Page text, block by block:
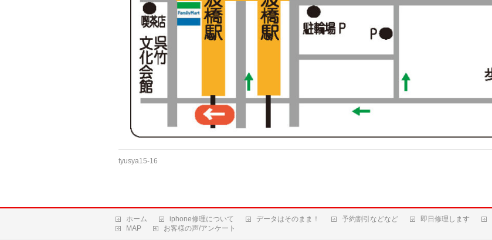
tyusya15-16
ホーム iphone修理について データはそのまま！ 予約割引などなど 即日修理します
MAP
お客様の声/アンケート